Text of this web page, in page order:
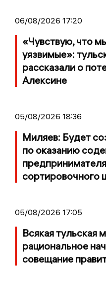
06/08/2026 17:20
«Чувствую, что
уязвимые»:
рассказали о
Алексине
05/08/2026 18:36
Миляев: Будет
по оказанию
сортировочного
05/08/2026 17:05
Всякая тульская
рациональное
совещание